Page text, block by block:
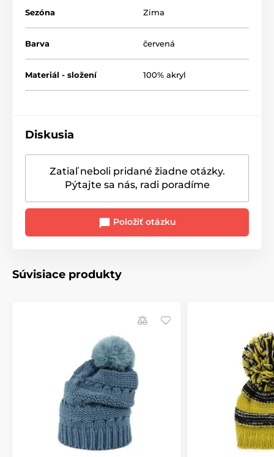
Sezóna Zima
Barva červená
Materiál - složení 100% akryl
Diskusia
Zatiaľ neboli pridané žiadne otázky.
Pýtajte sa nás, radi poradíme
Položiť otázku
Súvisiace produkty